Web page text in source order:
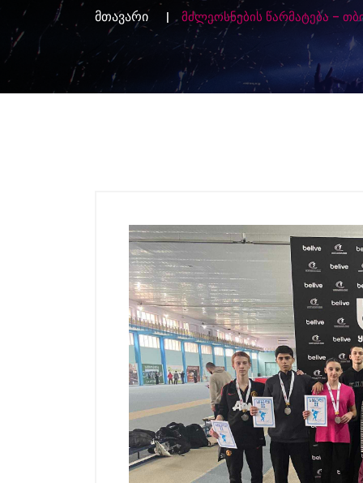
მთავარი მძლეოსნების წარმატება –